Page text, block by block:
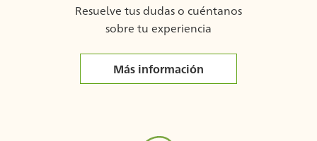
Resuelve tus dudas o cuéntanos
sobre tu experiencia
Más información